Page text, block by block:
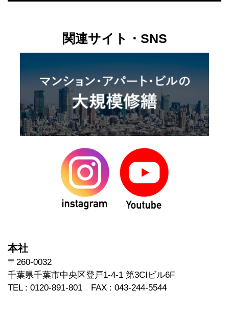
関連サイト・SNS
本社
〒260-0032
千葉県千葉市中央区登戸1-4-1 第3CIビル6F
TEL : 0120-891-801 FAX : 043-244-5544